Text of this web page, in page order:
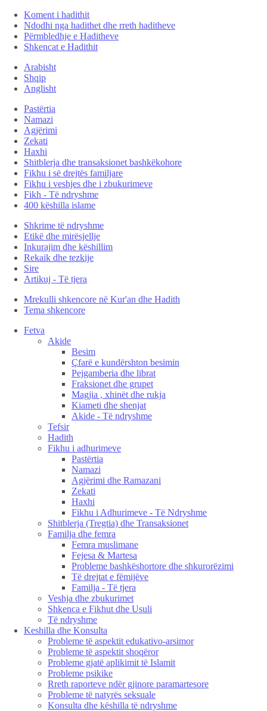
Koment i hadithit
Ndodhi nga hadithet dhe rreth haditheve
Përmbledhje e Haditheve
Shkencat e Hadithit
Arabisht
Shqip
Anglisht
Pastërtia
Namazi
Agjërimi
Zekati
Haxhi
Shitblerja dhe transaksionet bashkëkohore
Fikhu i së drejtës familjare
Fikhu i veshjes dhe i zbukurimeve
Fikh - Të ndryshme
400 këshilla islame
Shkrime të ndryshme
Etikë dhe mirësjellje
Inkurajim dhe këshillim
Rekaik dhe tezkije
Sire
Artikuj - Të tjera
Mrekulli shkencore në Kur'an dhe Hadith
Tema shkencore
Fetva
Akide
Besim
Çfarë e kundërshton besimin
Pejgamberia dhe librat
Fraksionet dhe grupet
Magjia , xhinët dhe rukja
Kiameti dhe shenjat
Akide - Të ndryshme
Tefsir
Hadith
Fikhu i adhurimeve
Pastërtia
Namazi
Agjërimi dhe Ramazani
Zekati
Haxhi
Fikhu i Adhurimeve - Të Ndryshme
Shitblerja (Tregtia) dhe Transaksionet
Familja dhe femra
Femra muslimane
Fejesa & Martesa
Probleme bashkëshortore dhe shkurorëzimi
Të drejtat e fëmijëve
Familja - Të tjera
Veshja dhe zbukurimet
Shkenca e Fikhut dhe Usuli
Të ndryshme
Keshilla dhe Konsulta
Probleme të aspektit edukativo-arsimor
Probleme të aspektit shoqëror
Probleme gjatë aplikimit të Islamit
Probleme psikike
Rreth raporteve ndër gjinore paramartesore
Probleme të natyrës seksuale
Konsulta dhe këshilla të ndryshme